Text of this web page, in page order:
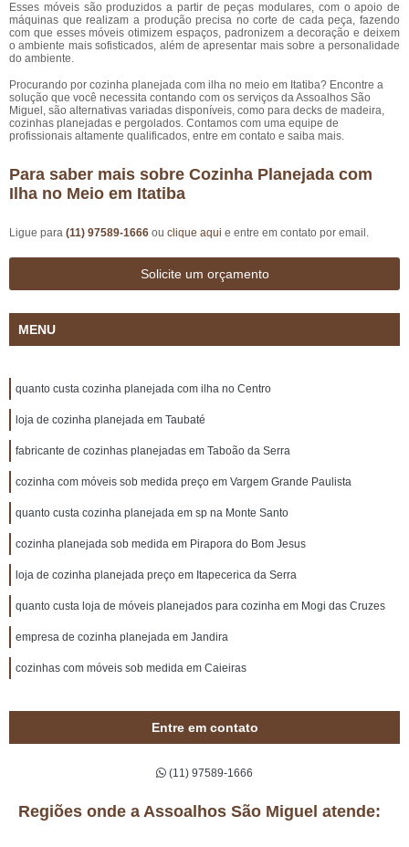
Esses móveis são produzidos a partir de peças modulares, com o apoio de
máquinas que realizam a produção precisa no corte de cada peça, fazendo
com que esses móveis otimizem espaços, padronizem a decoração e deixem
o ambiente mais sofisticados, além de apresentar mais sobre a personalidade
do ambiente.
Procurando por cozinha planejada com ilha no meio em Itatiba? Encontre a
solução que você necessita contando com os serviços da Assoalhos São
Miguel, são alternativas variadas disponíveis, como para decks de madeira,
cozinhas planejadas e pergolados. Contamos com uma equipe de
profissionais altamente qualificados, entre em contato e saiba mais.
Para saber mais sobre Cozinha Planejada com
Ilha no Meio em Itatiba
Ligue para (11) 97589-1666 ou clique aqui e entre em contato por email.
Solicite um orçamento
MENU
quanto custa cozinha planejada com ilha no Centro
loja de cozinha planejada em Taubaté
fabricante de cozinhas planejadas em Taboão da Serra
cozinha com móveis sob medida preço em Vargem Grande Paulista
quanto custa cozinha planejada em sp na Monte Santo
cozinha planejada sob medida em Pirapora do Bom Jesus
loja de cozinha planejada preço em Itapecerica da Serra
quanto custa loja de móveis planejados para cozinha em Mogi das Cruzes
empresa de cozinha planejada em Jandira
cozinhas com móveis sob medida em Caieiras
Entre em contato
(11) 97589-1666
Regiões onde a Assoalhos São Miguel atende: